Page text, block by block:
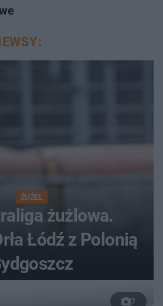
ŻUŻEL
żużlowa.
Łódź z Polonią
7